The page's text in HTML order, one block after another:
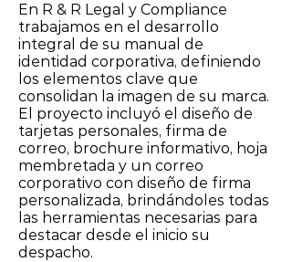
En R & R Legal y Compliance
trabajamos en el desarrollo
integral de su manual de
identidad corporativa, definiendo
los elementos clave que
consolidan la imagen de su marca.
El proyecto incluyó el diseño de
tarjetas personales, firma de
correo, brochure informativo, hoja
membretada y un correo
corporativo con diseño de firma
personalizada, brindándoles todas
las herramientas necesarias para
destacar desde el inicio su
despacho.